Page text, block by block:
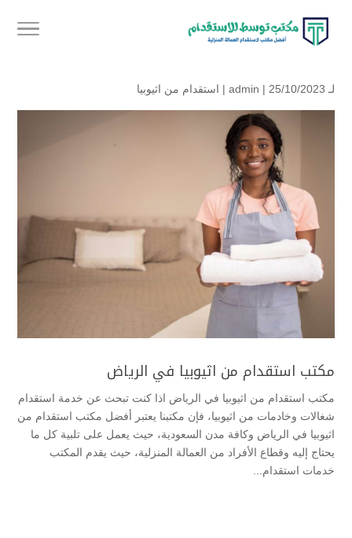
لـ admin | 25/10/2023 | استقدام من اثيوبيا
مكتب استقدام من اثيوبيا في الرياض
مكتب استقدام من اثيوبيا في الرياض اذا كنت تبحث عن خدمة استقدام
شغالات وخادمات من اثيوبيا، فإن مكتبنا يعتبر أفضل مكتب استقدام من
اثيوبيا في الرياض وكافة مدن السعودية، حيث يعمل على تلبية كل ما
يحتاج إليه وقطاع الأفراد من العمالة المنزلية، حيث يقدم المكتب
خدمات استقدام...